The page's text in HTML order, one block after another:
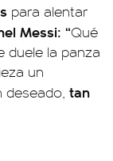
para alentar
Messi: “Qué
duele la panza
un
deseado, tan